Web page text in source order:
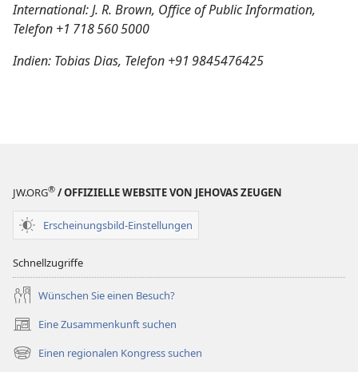
International: J. R. Brown, Office of Public Information,
Telefon +1 718 560 5000
Indien: Tobias Dias, Telefon +91 9845476425
JW.ORG® / OFFIZIELLE WEBSITE VON JEHOVAS ZEUGEN
Erscheinungsbild-Einstellungen
Schnellzugriffe
Wünschen Sie einen Besuch?
Eine Zusammenkunft suchen
(öffnet
neues
Fenster)
Einen regionalen Kongress suchen
(öffnet